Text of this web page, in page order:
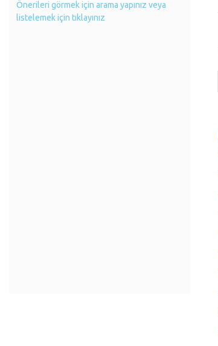
Önerileri görmek için arama yapınız veya
listelemek için tıklayınız